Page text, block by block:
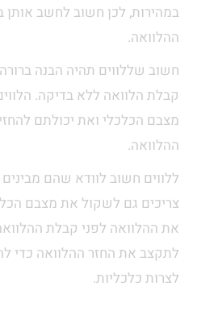
במהירות, לכן חשוב לחשב
ההלוואה.
חשוב שללווים תהיה הבנה
קבלת הלוואה ללא בדיקה.
מצבם הכלכלי ואת יכולתם
ההלוואה.
ללווים חשוב לוודא שהם
צריכים גם לשקול את מצבם
את ההלוואה לפני קבלת
לתקצב את החזר ההלוואה כדי
לצרות כלכליות.